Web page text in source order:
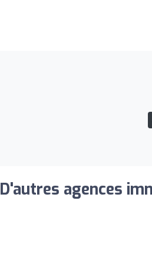
D'autres agences